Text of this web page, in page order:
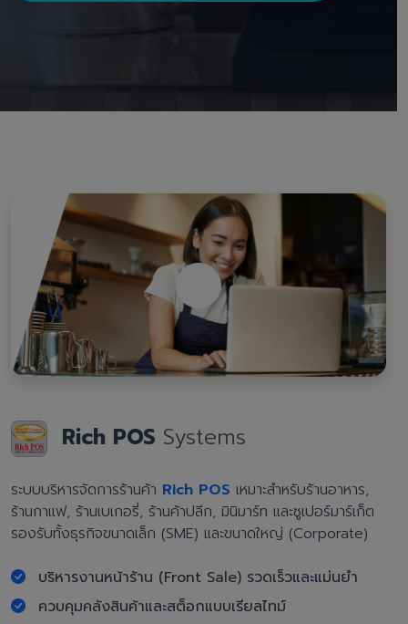
Rich POS Systems
ระบบบริหารจัดการร้านค้า Rich POS เหมาะสำหรับร้านอาหาร,
ร้านกาแฟ, ร้านเบเกอรี่, ร้านค้าปลีก, มินิมาร์ท และซูเปอร์มาร์เก็ต
รองรับทั้งธุรกิจขนาดเล็ก (SME) และขนาดใหญ่ (Corporate)
บริหารงานหน้าร้าน (Front Sale) รวดเร็วและแม่นยำ
ควบคุมคลังสินค้าและสต็อกแบบเรียลไทม์